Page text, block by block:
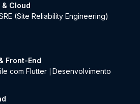
Cloud
(Site Reliability Engineering)
Front-End
com Flutter
Desenvolvimento